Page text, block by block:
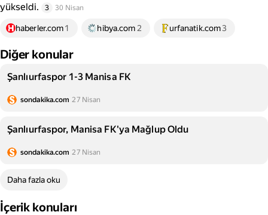
yükseldi.
3 30 Nisan
haberler.com1 hibya.com 2 urfanatik.com3
Diğer konular
Şanlıurfaspor 1-3 Manisa FK
sondakika.com 27 Nisan
Şanlıurfaspor, Manisa FK'ya Mağlup Oldu
sondakika.com 27 Nisan
Daha fazla oku
İçerik konuları